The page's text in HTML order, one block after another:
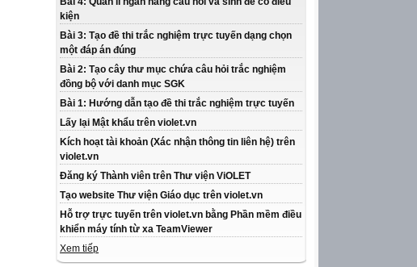
kiện
Bài 3: Tạo đề thi trắc nghiệm trực tuyến dạng chọn
một đáp án đúng
Bài 2: Tạo cây thư mục chứa câu hỏi trắc nghiệm
đồng bộ với danh mục SGK
Bài 1: Hướng dẫn tạo đề thi trắc nghiệm trực tuyến
Lấy lại Mật khẩu trên violet.vn
Kích hoạt tài khoản (Xác nhận thông tin liên hệ) trên
violet.vn
Đăng ký Thành viên trên Thư viện ViOLET
Tạo website Thư viện Giáo dục trên violet.vn
Hỗ trợ trực tuyến trên violet.vn bằng Phần mềm điều
khiển máy tính từ xa TeamViewer
Xem tiếp